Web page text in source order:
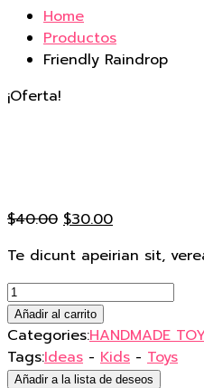
Home
Productos
Friendly Raindrop
¡Oferta!
$40.00 El
original
era:
$40.00.
$30.00El
actual
es:
$30.00.
Te dicunt apeirian sit,
Friendly
Raindrop
cantidad
Añadir al carrito
Categories:HANDMADE
Tags:Ideas - Kids - Toys
Añadir a la lista de deseos